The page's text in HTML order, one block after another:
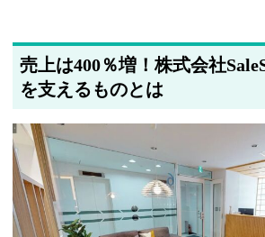
売上は400％増！株式会社
を支えるものとは